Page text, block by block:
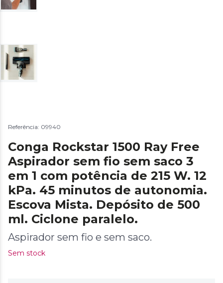
Referência: 09940
Conga Rockstar 1500 Ray Free
Aspirador sem fio sem saco 3
em 1 com potência de 215 W. 12
kPa. 45 minutos de autonomia.
Escova Mista. Depósito de 500
ml. Ciclone paralelo.
Aspirador sem fio e sem saco.
Sem stock